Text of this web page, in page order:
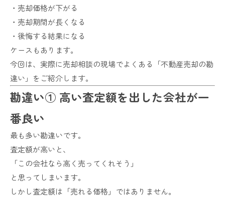
・売却価格が下がる
・売却期間が長くなる
・後悔する結果になる
ケースもあります。
今回は、実際に売却相談の現場でよくある「不動産売却の勘
違い」をご紹介します。
勘違い① 高い査定額を出した会社が一
番良い
最も多い勘違いです。
査定額が高いと、
「この会社なら高く売ってくれそう」
と思ってしまいます。
しかし査定額は「売れる価格」ではありません。